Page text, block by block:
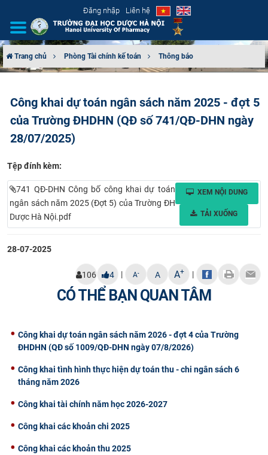
Đăng nhập Liên hệ
CƠ CẤU TỔ CHỨC
TUYỂN SINH
ĐÀO TẠO
ĐẢM BẢO CHẤT LƯỢNG
KHOA HỌC CÔNG NGHỆ
HTQT
CỰU NGƯỜI HỌC
Trang chủ Phòng Tài chính kế toán Thông báo
Công khai dự toán ngân sách năm 2025 - đợt 5
của Trường ĐHDHN (QĐ số 741/QĐ-DHN ngày
28/07/2025)
Tệp đính kèm:
741 QĐ-DHN Công bố công khai dự toán
ngân sách năm 2025 (Đợt 5) của Trường ĐH
Dược Hà Nội.pdf
XEM NỘI DUNG
TẢI XUỐNG
28-07-2025
106 4 | A- A A+ |
CÓ THỂ BẠN QUAN TÂM
Công khai dự toán ngân sách năm 2026 - đợt 4 của Trường
ĐHDHN (QĐ số 1009/QĐ-DHN ngày 07/8/2026)
Công khai tình hình thực hiện dự toán thu - chi ngân sách 6
tháng năm 2026
Công khai tài chính năm học 2026-2027
Công khai các khoản chi 2025
Công khai các khoản thu 2025